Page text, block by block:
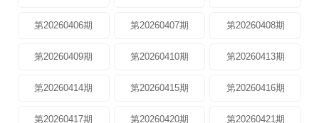
第20260406期 第20260407期 第20260408期
第20260409期 第20260410期 第20260413期
第20260414期 第20260415期 第20260416期
第20260417期 第20260420期 第20260421期